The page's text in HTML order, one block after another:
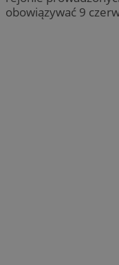
obowiązywać 9